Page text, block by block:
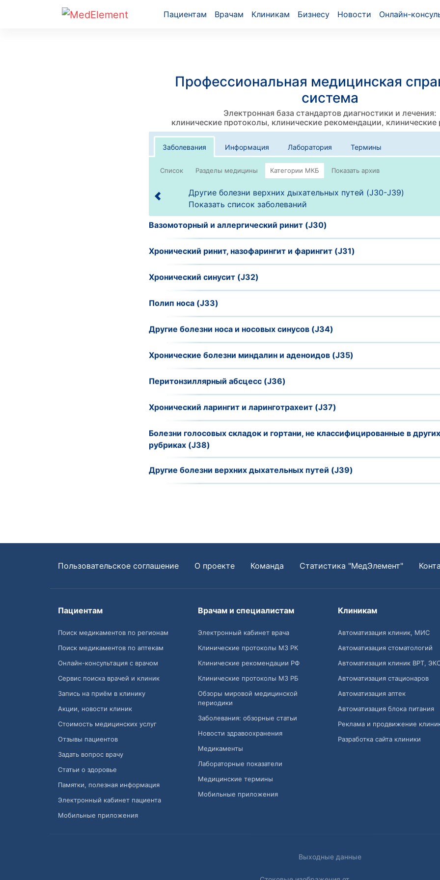
Пациентам Врачам Клиникам Бизнесу Новости Онлайн-
Профессиональная медицинская
система
Электронная база стандартов диагностики и лечения:
клинические протоколы, клинические рекомендации, клинические
Заболевания Информация Лаборатория Термины
Список
Другие болезни верхних дыхательных путей (J30-J39)
Показать список заболеваний
Вазомоторный и аллергический ринит (J30)
Хронический ринит, назофарингит и фарингит (J31)
Хронический синусит (J32)
Полип носа (J33)
Другие болезни носа и носовых синусов (J34)
Хронические болезни миндалин и аденоидов (J35)
Перитонзиллярный абсцесс (J36)
Хронический ларингит и ларинготрахеит (J37)
Болезни голосовых складок и гортани, не классифицированные в других
рубриках (J38)
Другие болезни верхних дыхательных путей (J39)
Пользовательское соглашение О проекте Команда Статистика "МедЭлемент"
Пациентам
Поиск медикаментов по регионам
Поиск медикаментов по аптекам
Онлайн-консультация с врачом
Сервис поиска врачей и клиник
Запись на приём в клинику
Акции, новости клиник
Стоимость медицинских услуг
Отзывы пациентов
Задать вопрос врачу
Статьи о здоровье
Памятки, полезная информация
Электронный кабинет пациента
Мобильные приложения
Врачам и специалистам
Электронный кабинет врача
Клинические протоколы МЗ РК
Клинические рекомендации РФ
Клинические протоколы МЗ РБ
Обзоры мировой медицинской
периодики
Заболевания: обзорные статьи
Новости здравоохранения
Медикаменты
Лабораторные показатели
Медицинские термины
Мобильные приложения
Клиникам
Автоматизация клиник, МИС
Автоматизация стоматологий
Автоматизация клиник ВРТ,
Автоматизация стационаров
Автоматизация аптек
Автоматизация блока питания
Реклама и продвижение
Разработка сайта клиники
Выходные данные